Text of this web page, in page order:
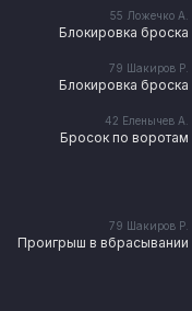
55 Ложечко А.
Блокировка броска
79 Шакиров Р.
Блокировка броска
42 Еленычев А.
Бросок по воротам
79 Шакиров Р.
Проигрыш в вбрасывании